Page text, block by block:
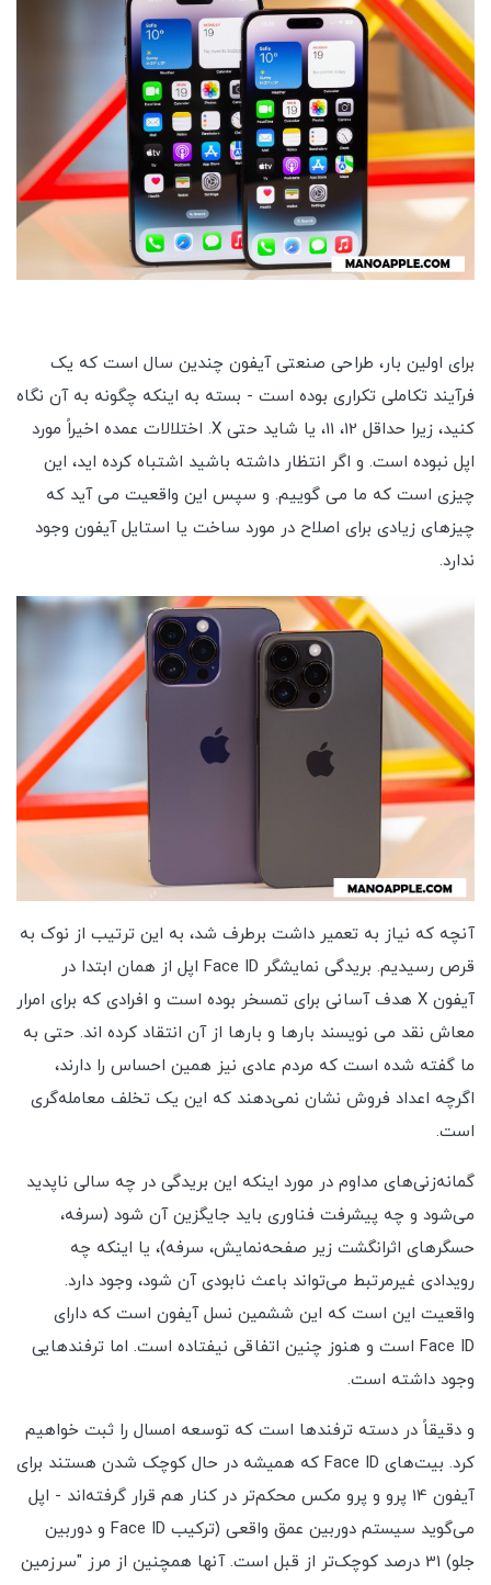
برای اولین بار، طراحی صنعتی آیفون چندین سال است که یک
فرآیند تکاملی تکراری بوده است - بسته به اینکه چگونه به آن نگاه
کنید، زیرا حداقل 12، 11، یا شاید حتی X. اختلالات عمده اخیراً مورد
اپل نبوده است. و اگر انتظار داشته باشید اشتباه کرده اید، این
چیزی است که ما می گوییم. و سپس این واقعیت می آید که
چیزهای زیادی برای اصلاح در مورد ساخت یا استایل آیفون وجود
ندارد.
آنچه که نیاز به تعمیر داشت برطرف شد، به این ترتیب از نوک به
قرص رسیدیم. بریدگی نمایشگر Face ID اپل از همان ابتدا در
آیفون X هدف آسانی برای تمسخر بوده است و افرادی که برای امرار
معاش نقد می نویسند بارها و بارها از آن انتقاد کرده اند. حتی به
ما گفته شده است که مردم عادی نیز همین احساس را دارند،
اگرچه اعداد فروش نشان نمی‌دهند که این یک تخلف معامله‌گری
است.
گمانه‌زنی‌های مداوم در مورد اینکه این بریدگی در چه سالی ناپدید
می‌شود و چه پیشرفت فناوری باید جایگزین آن شود (سرفه،
حسگرهای اثرانگشت زیر صفحه‌نمایش، سرفه)، یا اینکه چه
رویدادی غیرمرتبط می‌تواند باعث نابودی آن شود، وجود دارد.
واقعیت این است که این ششمین نسل آیفون است که دارای
Face ID است و هنوز چنین اتفاقی نیفتاده است. اما ترفندهایی
وجود داشته است.
و دقیقاً در دسته ترفندها است که توسعه امسال را ثبت خواهیم
کرد. بیت‌های Face ID که همیشه در حال کوچک شدن هستند برای
آیفون 14 پرو و پرو مکس محکم‌تر در کنار هم قرار گرفته‌اند - اپل
می‌گوید سیستم دوربین عمق واقعی (ترکیب Face ID و دوربین
جلو) 31 درصد کوچک‌تر از قبل است. آنها همچنین از مرز "سرزمین